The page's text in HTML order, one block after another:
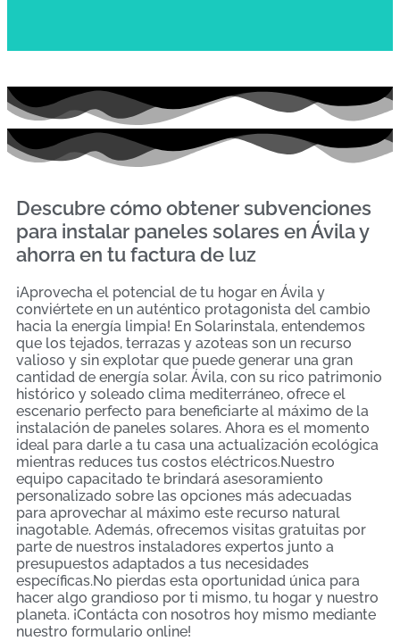
Descubre cómo obtener subvenciones
para instalar paneles solares en Ávila y
ahorra en tu factura de luz
¡Aprovecha el potencial de tu hogar en Ávila y
conviértete en un auténtico protagonista del cambio
hacia la energía limpia! En Solarinstala, entendemos
que los tejados, terrazas y azoteas son un recurso
valioso y sin explotar que puede generar una gran
cantidad de energía solar. Ávila, con su rico patrimonio
histórico y soleado clima mediterráneo, ofrece el
escenario perfecto para beneficiarte al máximo de la
instalación de paneles solares. Ahora es el momento
ideal para darle a tu casa una actualización ecológica
mientras reduces tus costos eléctricos.Nuestro
equipo capacitado te brindará asesoramiento
personalizado sobre las opciones más adecuadas
para aprovechar al máximo este recurso natural
inagotable. Además, ofrecemos visitas gratuitas por
parte de nuestros instaladores expertos junto a
presupuestos adaptados a tus necesidades
específicas.No pierdas esta oportunidad única para
hacer algo grandioso por ti mismo, tu hogar y nuestro
planeta. ¡Contácta con nosotros hoy mismo mediante
nuestro formulario online!